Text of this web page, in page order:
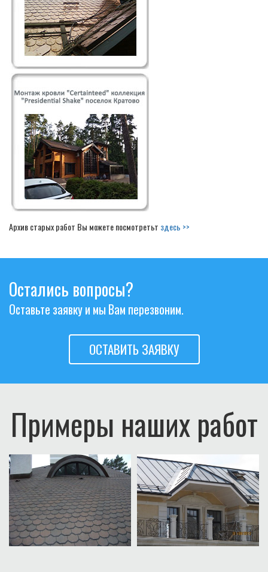
Архив старых работ Вы можете посмотретьт здесь >>
Остались вопросы?
Оставьте заявку и мы Вам перезвоним.
ОСТАВИТЬ ЗАЯВКУ
Примеры наших работ